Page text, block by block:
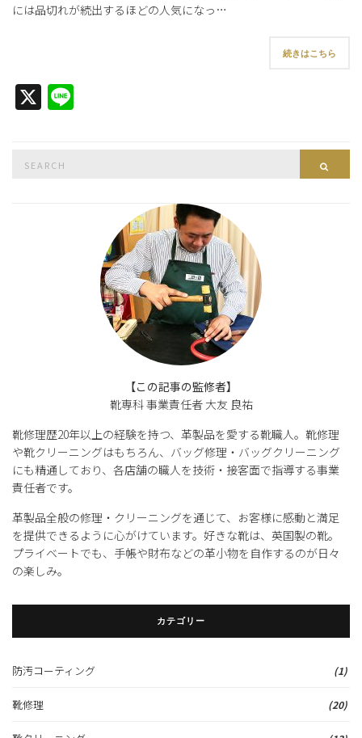
には品切れが続出するほどの人気になっ…
続きはこちら
X
for:
【この記事の監修者】
靴専科 事業責任者 大友 良祐
靴修理歴20年以上の経験を持つ、革製品を愛する靴職人。靴修理
や靴クリーニングはもちろん、バッグ修理・バッグクリーニング
にも精通しており、各店舗の職人を技術・接客面で指導する事業
責任者です。
革製品全般の修理・クリーニングを通じて、お客様に感動と満足
を提供できるように心がけています。好きな靴は、英国製の靴。
プライベートでも、手帳や財布などの革小物を自作するのが日々
の楽しみ。
カテゴリー
防汚コーティング (1)
靴修理 (20)